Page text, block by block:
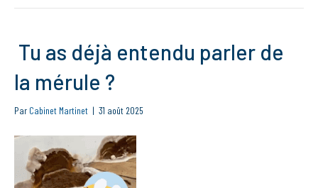
Tu as déjà entendu parler de
la mérule ?
Par Cabinet Martinet | 31 août 2025